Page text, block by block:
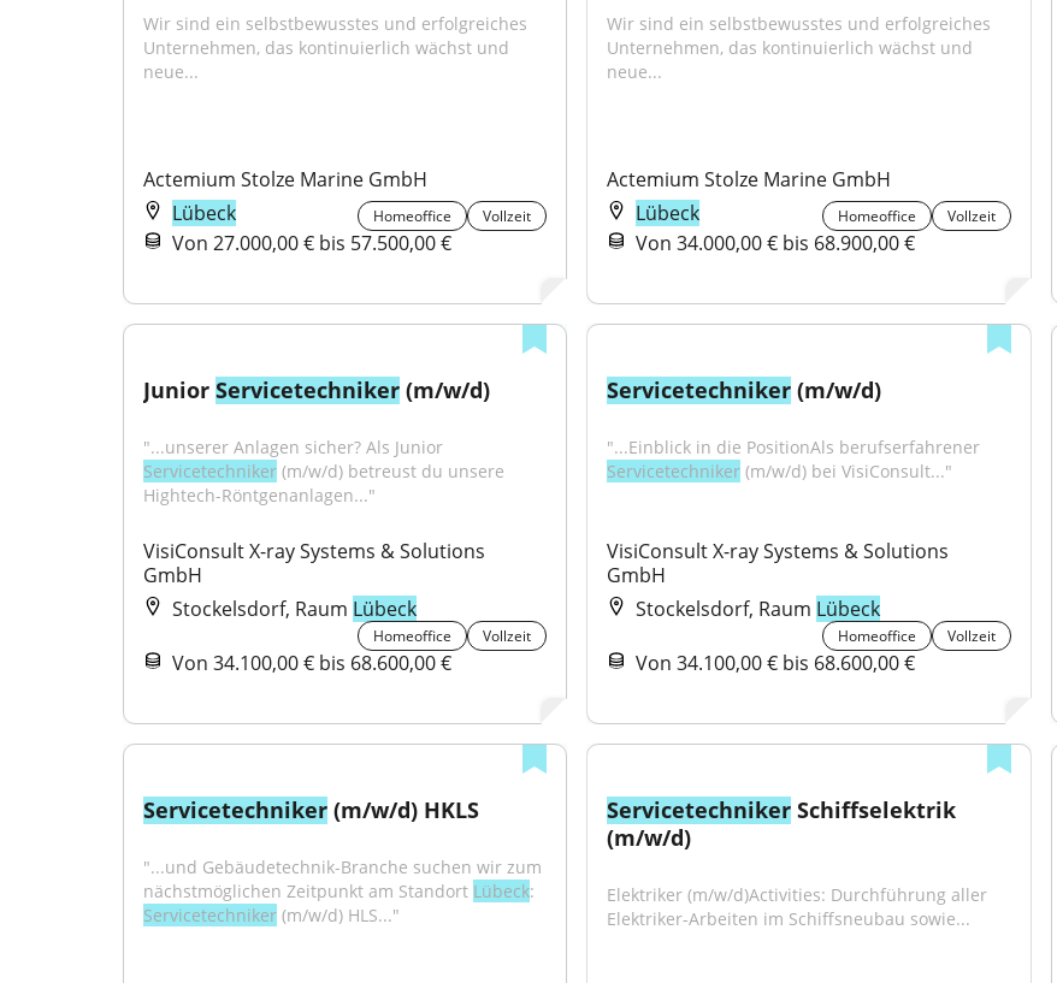
Wir sind ein selbstbewusstes und erfolgreiches
Unternehmen, das kontinuierlich wächst und
neue...
Actemium Stolze Marine GmbH
Lübeck
Homeoffice Vollzeit
Von 27.000,00 € bis 57.500,00 €
Wir sind ein selbstbewusstes und erfolgreiches
Unternehmen, das kontinuierlich wächst und
neue...
Actemium Stolze Marine GmbH
Lübeck
Homeoffice Vollzeit
Von 34.000,00 € bis 68.900,00 €
Junior Servicetechniker (m/w/d)
Servicetechniker (m/w/d) betreust du unsere
Hightech-Röntgenanlagen..."
VisiConsult X-ray Systems & Solutions
GmbH
Stockelsdorf, Raum Lübeck
Homeoffice Vollzeit
Von 34.100,00 € bis 68.600,00 €
Servicetechniker (m/w/d)
Servicetechniker (m/w/d) bei VisiConsult..."
VisiConsult X-ray Systems & Solutions
GmbH
Stockelsdorf, Raum Lübeck
Homeoffice Vollzeit
Von 34.100,00 € bis 68.600,00 €
Servicetechniker (m/w/d) HKLS
"...und Gebäudetechnik-Branche suchen wir zum
nächstmöglichen Zeitpunkt am Standort Lübeck
Servicetechniker (m/w/d) HLS..."
Servicetechniker Schiffselektrik
(m/w/d)
Elektriker (m/w/d)Activities: Durchführung aller
Elektriker-Arbeiten im Schiffsneubau sowie...